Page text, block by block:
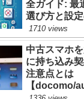
全ガイド: 最
選び方と設
1710 views
中古スマホ
に持ち込み
注意点とは
【docomo/